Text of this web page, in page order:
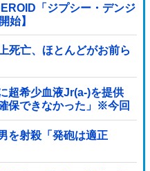
「ジプシー・デンジ
始】
死亡、ほとんどがお前ら
超希少血液Jr(a-)を提供
保できなかった」※今回
を射殺「発砲は適正